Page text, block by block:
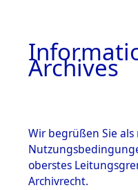
Archives
Wir begrüßen Sie
oberstes
Archivrecht.